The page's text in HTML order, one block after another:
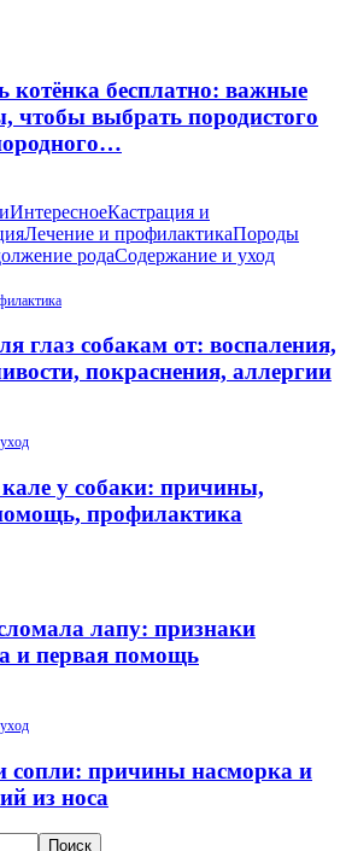
котёнка бесплатно: важные
чтобы выбрать породистого
ИнтересноеКастрация и
Лечение и профилактикаПороды
родаСодержание и уход
глаз собакам от: воспаления,
покраснения, аллергии
у собаки: причины,
профилактика
лапу: признаки
и первая помощь
сопли: причины насморка и
из носа